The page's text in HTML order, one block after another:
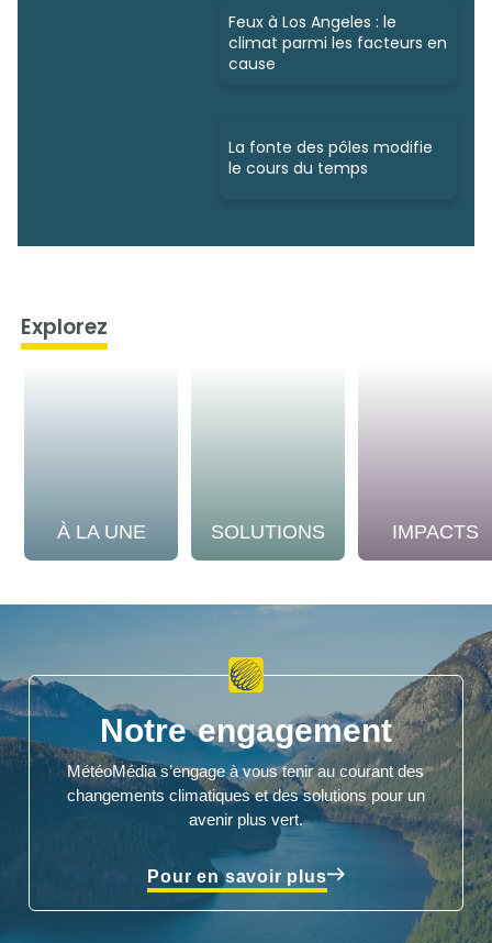
Feux à Los Angeles : le
climat parmi les facteurs en
cause
La fonte des pôles modifie
le cours du temps
Explorez
À LA UNE SOLUTIONS IMPACTS
Notre engagement
MétéoMédia s’engage à vous tenir au courant des
changements climatiques et des solutions pour un
avenir plus vert.
Pour en savoir plus